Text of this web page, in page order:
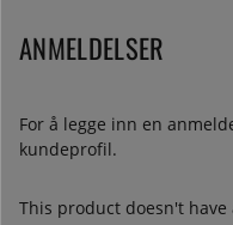
ANMELDELSER
For å legge inn en
kundeprofil.
This product doesn't have